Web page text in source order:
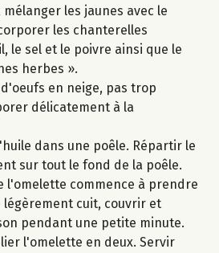
les jaunes avec le
les chanterelles
le sel et le poivre ainsi que le
herbes ».
en neige, pas trop
délicatement à la
dans une poêle. Répartir le
sur tout le fond de la poêle.
l'omelette commence à prendre
légèrement cuit, couvrir et
pendant une petite minute.
l'omelette en deux. Servir